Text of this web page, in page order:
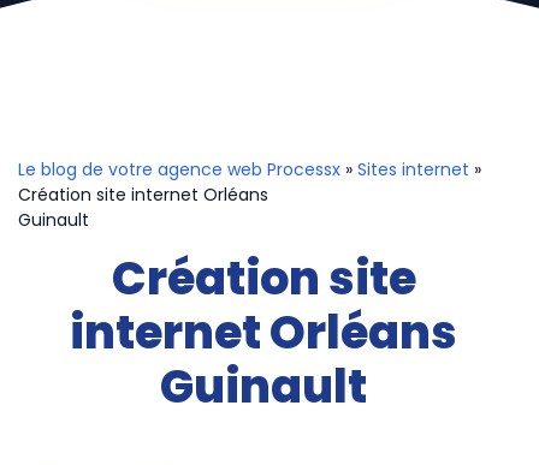
Le blog de votre agence web Processx » Sites internet »
Création site internet Orléans
Guinault
Création site
internet Orléans
Guinault